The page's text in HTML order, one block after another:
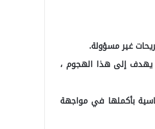
غير مسؤولة.
يهدف إلى هذا الهجوم ،
بأكملها في مواجهة